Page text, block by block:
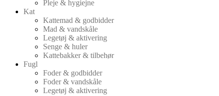
Pleje & hygiejne
Kat
Kattemad & godbidder
Mad & vandskåle
Legetøj & aktivering
Senge & huler
Kattebakker & tilbehør
Fugl
Foder & godbidder
Foder & vandskåle
Legetøj & aktivering